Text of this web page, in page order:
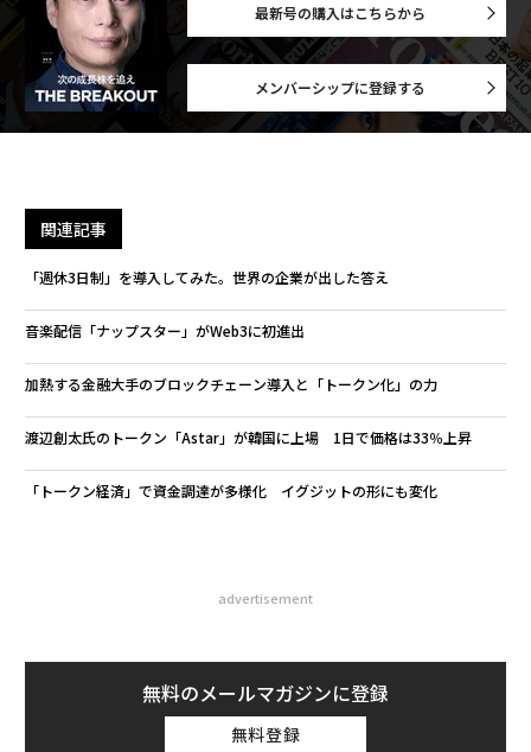
最新号の購入はこちらから
メンバーシップに登録する
関連記事
「週休3日制」を導入してみた。世界の企業が出した答え
音楽配信「ナップスター」がWeb3に初進出
加熱する金融大手のブロックチェーン導入と「トークン化」の力
渡辺創太氏のトークン「Astar」が韓国に上場 1日で価格は33％上昇
「トークン経済」で資金調達が多様化 イグジットの形にも変化
advertisement
無料のメールマガジンに登録
無料登録